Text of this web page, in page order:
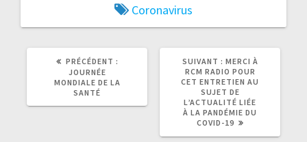
Coronavirus
PRÉCÉDENT :
ARTICLE
PRÉCÉDENT
JOURNÉE
MONDIALE DE LA
SANTÉ
SUIVANT :
ARTICLE
MERCI À
RCM RADIO POUR
CET ENTRETIEN AU
SUJET DE
L’ACTUALITÉ LIÉE
À LA PANDÉMIE DU
COVID-19